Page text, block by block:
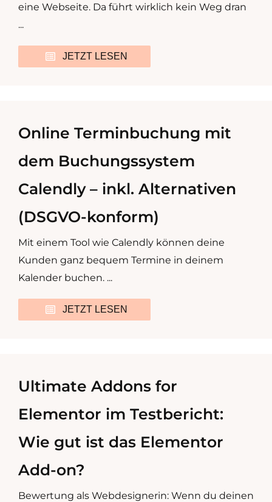
eine Webseite. Da führt wirklich kein Weg dran
...
JETZT LESEN
Online Terminbuchung mit
dem Buchungssystem
Calendly – inkl. Alternativen
(DSGVO-konform)
Mit einem Tool wie Calendly können deine
Kunden ganz bequem Termine in deinem
Kalender buchen. ...
JETZT LESEN
Ultimate Addons for
Elementor im Testbericht:
Wie gut ist das Elementor
Add-on?
Bewertung als Webdesignerin: Wenn du deinen